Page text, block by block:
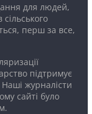
для людей,
перш за все,
підтримує
журналісти
сайті було